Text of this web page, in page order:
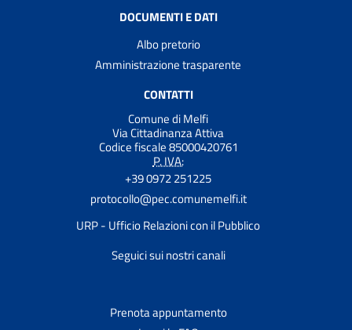
DOCUMENTI E DATI
Albo pretorio
Amministrazione trasparente
CONTATTI
Comune di Melfi
Via Cittadinanza Attiva
Codice fiscale 85000420761
P. IVA:
+39 0972 251225
protocollo@pec.comunemelfi.it
URP - Ufficio Relazioni con il Pubblico
Seguici sui nostri canali
Prenota appuntamento